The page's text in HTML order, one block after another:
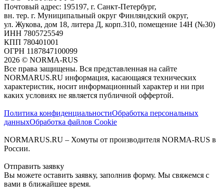
Почтовый адрес: 195197, г. Санкт-Петербург,
вн. тер. г. Муниципальный округ Финляндский округ,
ул. Жукова, дом 18, литера Д, корп.310, помещение 14Н (№30)
ИНН 7805725549
КПП 780401001
ОГРН 1187847100099
2026 © NORMA-RUS
Все права защищены. Вся представленная на сайте
NORMARUS.RU информация, касающаяся технических
характеристик, носит информационный характер и ни при
каких условиях не является публичной оффертой.‍
Политика конфиденциальностиОбработка персональных
данныхОбработка файлов Cookie
NORMARUS.RU – Хомуты от производителя NORMA-RUS в
России.
Отправить заявку
Вы можете оставить заявку, заполнив форму. Мы свяжемся с
вами в ближайшее время.